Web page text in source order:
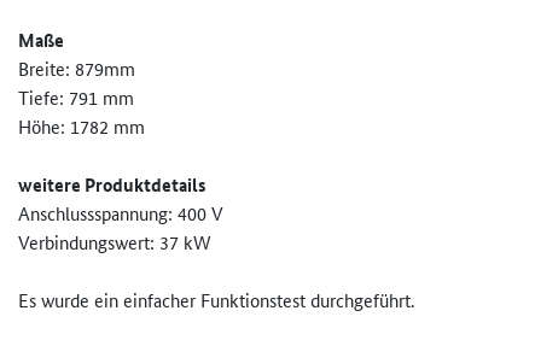
Maße
Breite: 879mm
Tiefe: 791 mm
Höhe: 1782 mm
weitere Produktdetails
Anschlussspannung: 400 V
Verbindungswert: 37 kW
Es wurde ein einfacher Funktionstest durchgeführt.